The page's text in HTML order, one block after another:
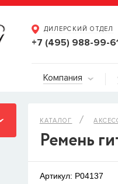
ДИЛЕРСКИЙ ОТДЕЛ
+7 (495) 988-99-
Компания
КАТАЛОГ
Ремень
Артикул: P04137